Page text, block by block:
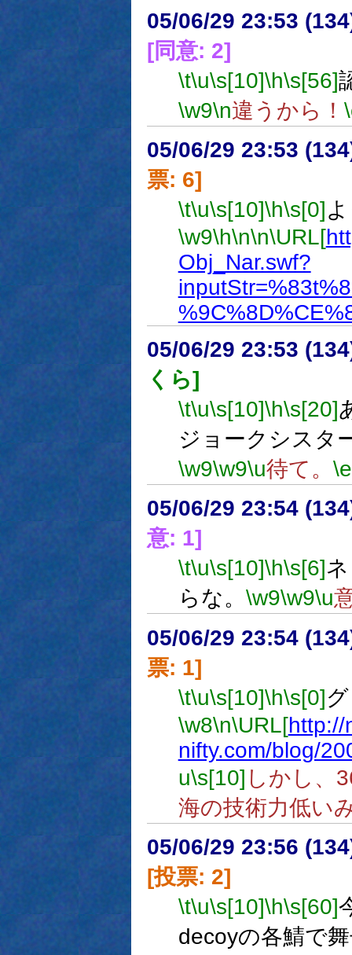
05/06/29 23:53
[同意: 2]
\t\u\s[10]\h\s[56]
\w9\n違うから！
05/06/29 23:53
票: 6]
\t\u\s[10]\h\s[0]
\w9\h\n\n\URL[
Obj_Nar.swf?
05/06/29 23:53
くら]
\t\u\s[10]\h\s[20]
ジョークシスタ
\w9\w9\u待て。 \e
05/06/29 23:54
意: 1]
\t\u\s[10]\h\s[6]
らな。 \w9\w9\u
05/06/29 23:54
票: 1]
\t\u\s[10]\h\s[0]
\w8\n\URL[http://
nifty.com/blog/
u\s[10] しかし、
海の技術力低い
05/06/29 23:56
[投票: 2]
\t\u\s[10]\h\s[60]
decoyの各鯖で